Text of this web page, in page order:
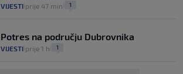
VIJESTI prije 47 min 1
Potres na području Dubrovnika
VIJESTI prije 1 h 1